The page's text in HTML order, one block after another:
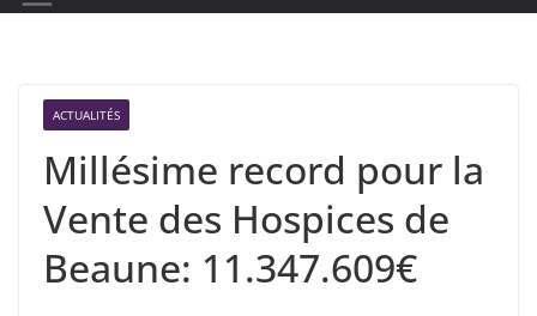
ACTUALITÉS
Millésime record pour la
Vente des Hospices de
Beaune: 11.347.609€